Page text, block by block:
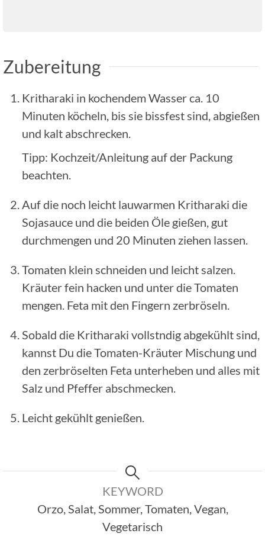
Zubereitung
Kritharaki in kochendem Wasser ca. 10
Minuten köcheln, bis sie bissfest sind, abgießen
und kalt abschrecken.
Tipp: Kochzeit/Anleitung auf der Packung
beachten.
Auf die noch leicht lauwarmen Kritharaki die
Sojasauce und die beiden Öle gießen, gut
durchmengen und 20 Minuten ziehen lassen.
Tomaten klein schneiden und leicht salzen.
Kräuter fein hacken und unter die Tomaten
mengen. Feta mit den Fingern zerbröseln.
Sobald die Kritharaki vollstndig abgekühlt sind,
kannst Du die Tomaten-Kräuter Mischung und
den zerbröselten Feta unterheben und alles mit
Salz und Pfeffer abschmecken.
Leicht gekühlt genießen.
KEYWORD
Orzo, Salat, Sommer, Tomaten, Vegan,
Vegetarisch